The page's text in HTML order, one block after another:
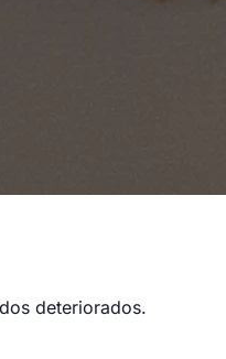
deteriorados.